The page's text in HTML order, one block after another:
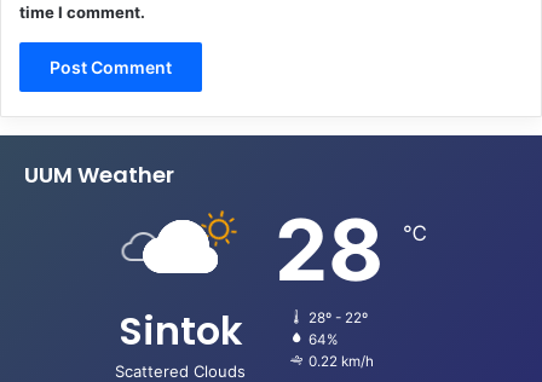
time I comment.
UUM Weather
Sintok
Scattered Clouds
28 ℃
28º - 22º
64%
0.22 km/h